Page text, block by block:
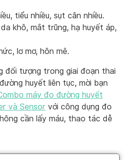
tiểu nhiều, sụt cân nhiều.
khô, mắt trũng, hạ huyết áp,
lơ mơ, hôn mê.
đối tượng trong giai đoạn thai
huyết liên tục, mời bạn
máy đo đường huyết
và Sensor với công dụng đo
cần lấy máu, thao tác dễ